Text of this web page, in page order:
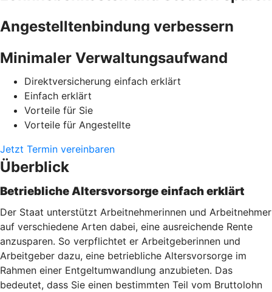
Angestelltenbindung verbessern
Minimaler Verwaltungsaufwand
Direktversicherung einfach erklärt
Einfach erklärt
Vorteile für Sie
Vorteile für Angestellte
Jetzt Termin vereinbaren
Überblick
Betriebliche Altersvorsorge einfach erklärt
Der Staat unterstützt Arbeitnehmerinnen und Arbeitnehmer
auf verschiedene Arten dabei, eine ausreichende Rente
anzusparen. So verpflichtet er Arbeitgeberinnen und
Arbeitgeber dazu, eine betriebliche Altersvorsorge im
Rahmen einer Entgeltumwandlung anzubieten. Das
bedeutet, dass Sie einen bestimmten Teil vom Bruttolohn